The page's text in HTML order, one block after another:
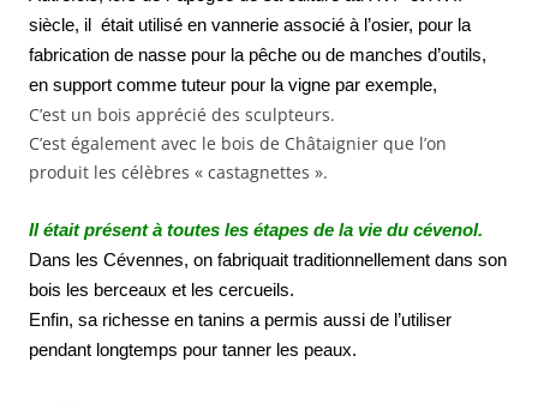
siècle, il était utilisé en vannerie associé à l’osier, pour la
fabrication de nasse pour la pêche ou de manches d’outils,
en support comme tuteur pour la vigne par exemple,
C’est un bois apprécié des sculpteurs.
C’est également avec le bois de Châtaignier que l’on
produit les célèbres « castagnettes ».
Il était présent à toutes les étapes de la vie du cévenol.
Dans les Cévennes, on fabriquait traditionnellement dans son
bois les berceaux et les cercueils.
Enfin, sa richesse en tanins a permis aussi de l’utiliser
pendant longtemps pour tanner les peaux.